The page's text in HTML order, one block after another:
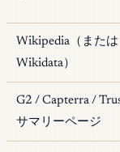
Wikipedia（または
Wikidata）
G2 / Capterra /
サマリーページ